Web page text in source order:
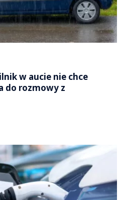
w aucie nie chce
do rozmowy z